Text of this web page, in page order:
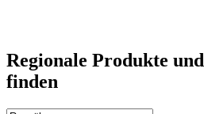
Regionale Produkte
finden